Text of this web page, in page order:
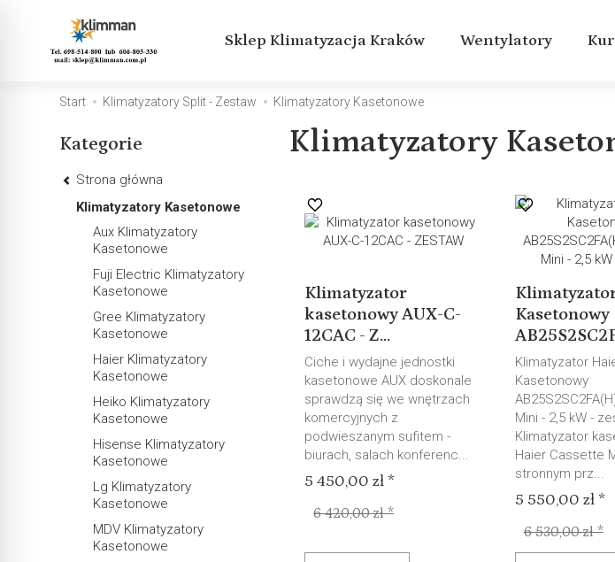
Sklep Klimatyzacja Kraków Wentylatory
Start Klimatyzatory Split - Zestaw Klimatyzatory Kasetonowe
Klimatyzatory
Klimatyzator
kasetonowy AUX-C-
12CAC - Z...
Ciche i wydajne jednostki
kasetonowe AUX doskonale
sprawdzą się we wnętrzach
komercyjnych z
podwieszanym sufitem -
biurach, salach konferenc...
5 450,00 zł *
6 420,00 zł *
Kasetonowy
Klimatyzator
Kasetonowy
Mini - 2,5 kW -
Klimatyzator
Haier Cassette
stronnym prz...
5 550,00 zł *
6 530,00 zł *
Kategorie
Strona główna
Klimatyzatory Kasetonowe
Aux Klimatyzatory
Kasetonowe
Fuji Electric Klimatyzatory
Kasetonowe
Gree Klimatyzatory
Kasetonowe
Haier Klimatyzatory
Kasetonowe
Heiko Klimatyzatory
Kasetonowe
Hisense Klimatyzatory
Kasetonowe
Lg Klimatyzatory
Kasetonowe
MDV Klimatyzatory
Kasetonowe